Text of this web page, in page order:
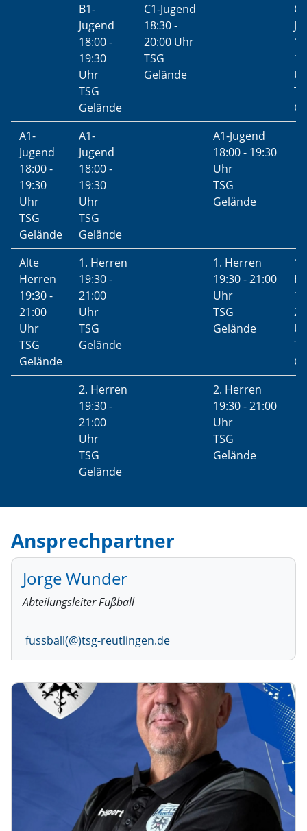
B1-
Jugend
18:00 -
19:30
Uhr
TSG
Gelände
C1-Jugend
18:30 -
20:00 Uhr
TSG
Gelände
A1-
Jugend
18:00 -
19:30
Uhr
TSG
Gelände
A1-
Jugend
18:00 -
19:30
Uhr
TSG
Gelände
A1-Jugend
18:00 - 19:30
Uhr
TSG
Gelände
Alte
Herren
19:30 -
21:00
Uhr
TSG
Gelände
1. Herren
19:30 -
21:00
Uhr
TSG
Gelände
1. Herren
19:30 - 21:00
Uhr
TSG
Gelände
1.
2. Herren
19:30 -
21:00
Uhr
TSG
Gelände
2. Herren
19:30 - 21:00
Uhr
TSG
Gelände
Ansprechpartner
Jorge Wunder
Abteilungsleiter Fußball
fussball(@)tsg-reutlingen.de